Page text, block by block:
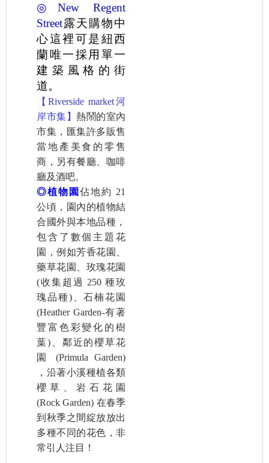
◎New Regent
Street露天購物中
心這裡可是紐西
蘭唯一採用單一
建築風格的街
道。
【Riverside market河
岸市集】 熱鬧的室內
市集，匯集許多販售
當地產美食的零售
商，另有餐廳、咖啡
廳及酒吧。
◎植物園 佔地約 21
公頃，園內的植物結
合國外與本地品種，
包含了數個主題花
園，例如芳香花園、
藥草花園、玫瑰花園
(收集超過 250 種玫
瑰品種)、石楠花園
(Heather Garden-有著
豐富色彩變化的樹
葉)、鄰近的櫻草花
園 (Primula Garden)
，沿著小溪種植各類
櫻草、岩石花園
(Rock Garden) 在春季
到秋季之間綻放放出
多種不同的花色，非
常引人注目！